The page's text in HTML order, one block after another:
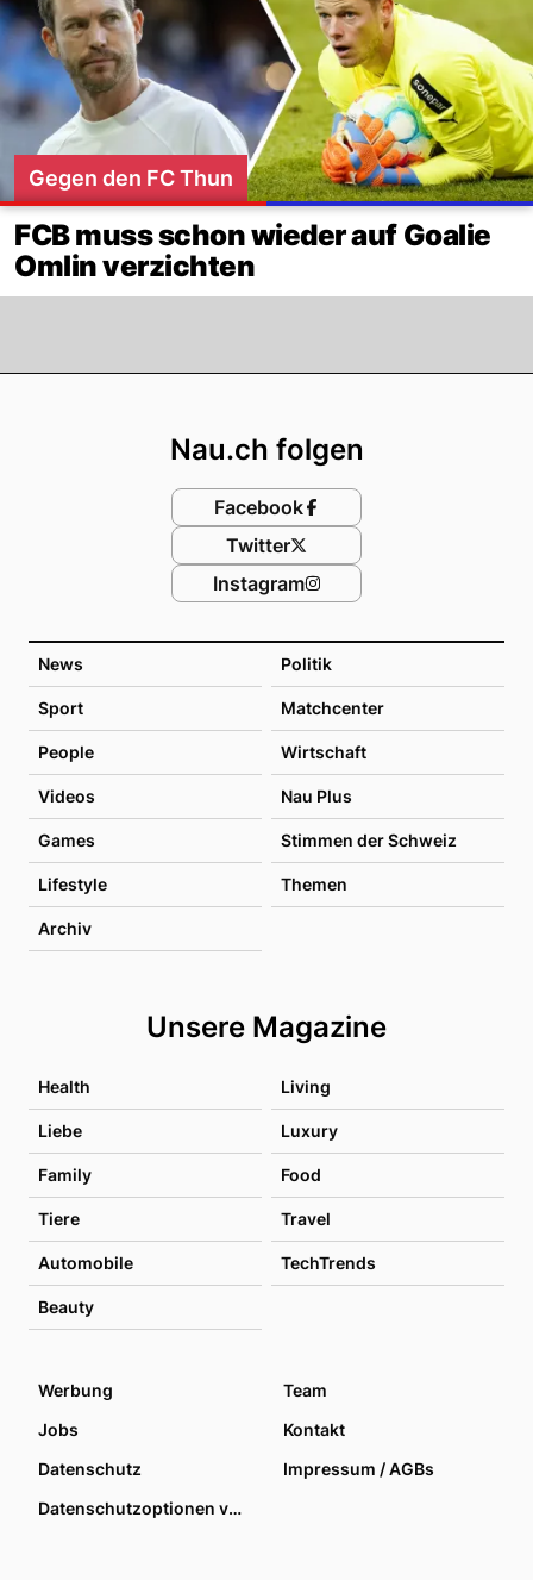
Gegen den FC Thun
FCB muss schon wieder auf Goalie
Omlin verzichten
News Politik
Sport Matchcenter
People Wirtschaft
Videos Nau Plus
Games Stimmen der Schweiz
Lifestyle Themen
Archiv
Unsere Magazine
Health Living
Liebe Luxury
Family Food
Tiere Travel
Automobile TechTrends
Beauty
Nau.ch folgen
Facebook
Twitter
Instagram
Werbung
Team
Jobs
Kontakt
Datenschutz
Impressum / AGBs
Datenschutzoptionen verwalten